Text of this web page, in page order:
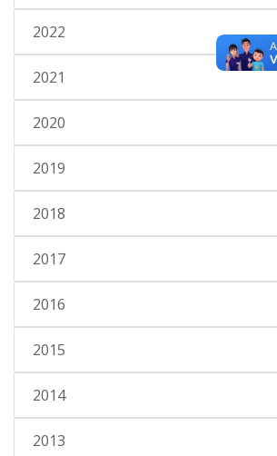
2022
2021
2020
2019
2018
2017
2016
2015
2014
2013